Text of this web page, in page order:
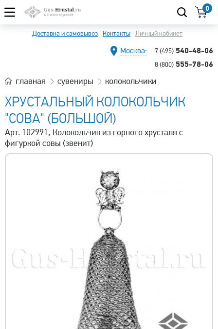
0
Доставка и самовывоз Контакты Личный кабинет
Москва: +7 (495) 540-48-06
8 (800) 555-78-06
главная сувениры колокольчики
ХРУСТАЛЬНЫЙ КОЛОКОЛЬЧИК
"СОВА" (БОЛЬШОЙ)
Арт. 102991, Колокольчик из горного хрусталя с
фигуркой совы (звенит)